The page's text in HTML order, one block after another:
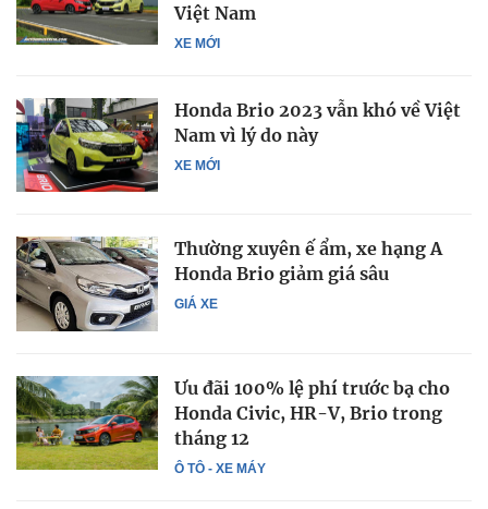
XE MỚI
Việt Nam
XE MỚI
Honda Brio 2023 vẫn khó về Việt
Nam vì lý do này
GIÁ XE
Thường xuyên ế ẩm, xe hạng A
Honda Brio giảm giá sâu
Ô TÔ - XE MÁY
Ưu đãi 100% lệ phí trước bạ cho
Honda Civic, HR-V, Brio trong
tháng 12